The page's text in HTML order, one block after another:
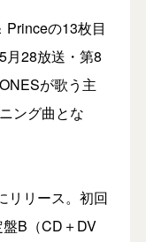
の13枚目
月28放送・第8
が歌う主
ング曲とな
リリース。初回
B（CD＋DV